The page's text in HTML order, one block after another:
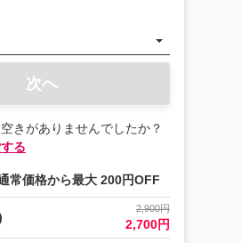
次へ
きがありませんでしたか？
る
常価格から最大 200円OFF
2,900円
2,700円